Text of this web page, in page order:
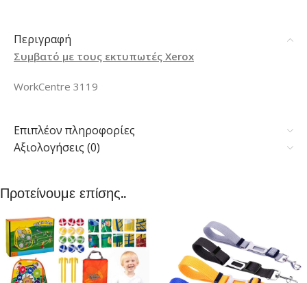
Περιγραφή
Συμβατό με τους εκτυπωτές Xerox
WorkCentre 3119
Επιπλέον πληροφορίες
Αξιολογήσεις (0)
Προτείνουμε επίσης..